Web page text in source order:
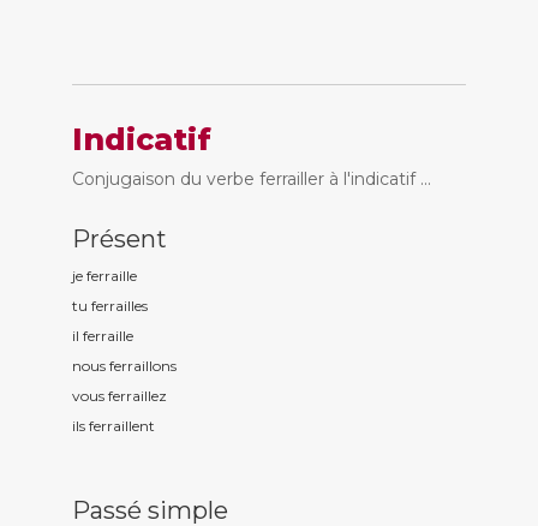
Indicatif
Conjugaison du verbe ferrailler à l'indicatif ...
Présent
je ferraille
tu ferrailles
il ferraille
nous ferraillons
vous ferraillez
ils ferraillent
Passé simple